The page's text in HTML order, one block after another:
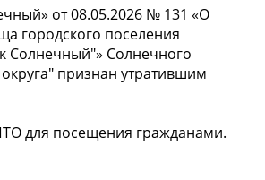
от 08.05.2026 № 131 «О
городского поселения
Солнечный"» Солнечного
признан утратившим
для посещения гражданами.